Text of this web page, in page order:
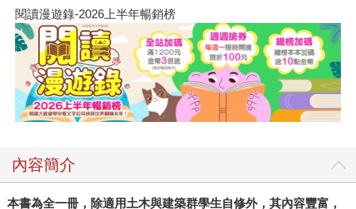
閱讀漫遊錄-2026上半年暢銷榜
內容簡介
本書為全一冊，除適用土木與建築群學生自修外，其內容豐富，